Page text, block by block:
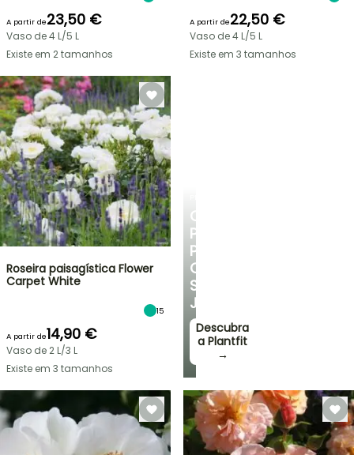
CONSELHOS
PERSONALIZADOS
PARA
O
SEU
JARDIM
Descubra
a Plantfit
→
A partir de23,50 €
Vaso de 4 L/5 L
Existe em 2 tamanhos
A partir de22,50 €
Vaso de 4 L/5 L
Existe em 3 tamanhos
Roseira paisagística Flower
Carpet White
15
A partir de14,90 €
Vaso de 2 L/3 L
Existe em 3 tamanhos